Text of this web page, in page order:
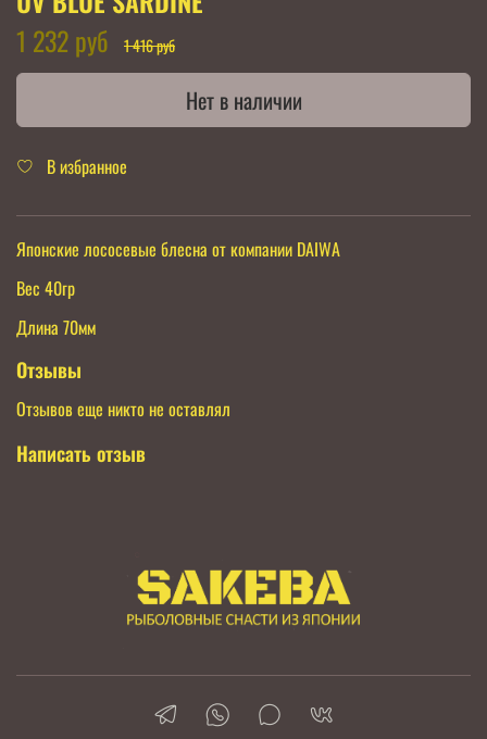
1 232 руб
1 416 руб
Нет в наличии
В избранное
Японские лососевые блесна от компании DAIWA
Вес 40гр
Длина 70мм
Отзывы
Отзывов еще никто не оставлял
Написать отзыв